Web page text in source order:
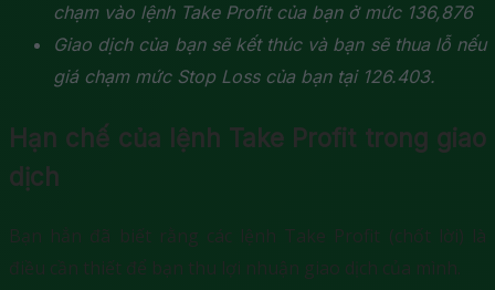
chạm vào lệnh Take Profit của bạn ở mức 136,876
Giao dịch của bạn sẽ kết thúc và bạn sẽ thua lỗ nếu
giá chạm mức Stop Loss của bạn tại 126.403.
Hạn chế của lệnh Take Profit trong giao
dịch
Bạn hẳn đã biết rằng các lệnh Take Profit (chốt lời) là
điều cần thiết để bạn thu lợi nhuận giao dịch của mình.